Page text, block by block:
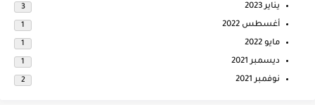
يناير 2023 3
أغسطس 2022 1
مايو 2022 1
ديسمبر 2021 1
نوفمبر 2021 2